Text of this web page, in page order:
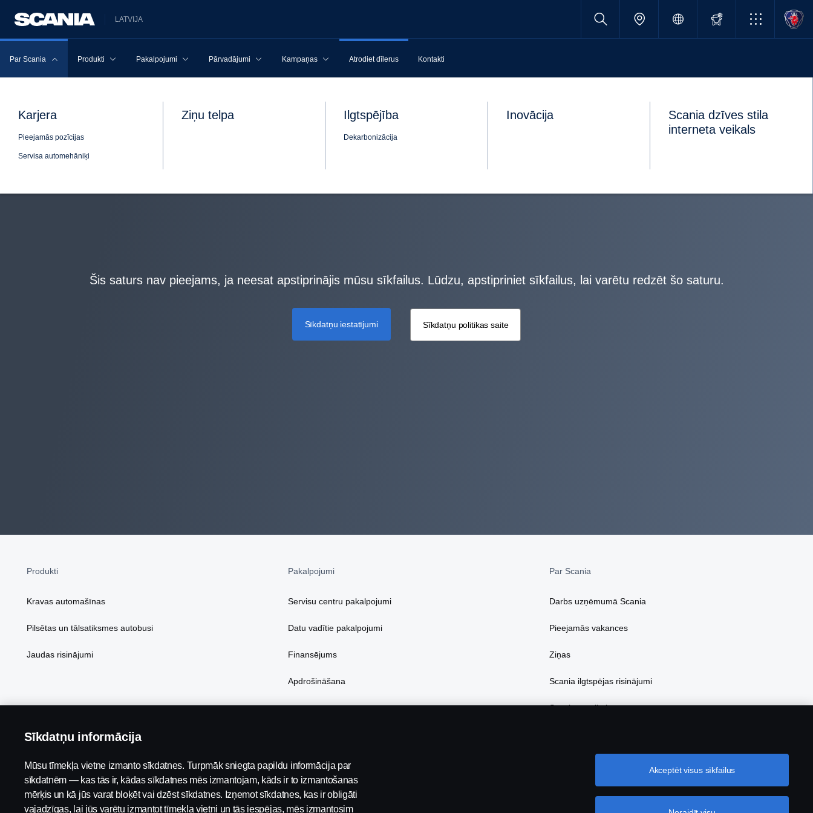
LATVIJA
Par Scania
Karjera
Pieejamās pozīcijas
Servisa automehāniķi
Ziņu telpa Ilgtspējība
Dekarbonizācija
Inovācija
Scania dzīves stila
interneta veikals
Produkti Pakalpojumi Pārvadājumi Kampaņas Atrodiet dīlerus Kontakti
Šis saturs nav pieejams, ja neesat apstiprinājis mūsu sīkfailus. Lūdzu, apstipriniet sīkfailus, lai varētu redzēt šo saturu.
Sīkdatņu iestatījumi Sīkdatņu politikas saite
Produkti
Kravas automašīnas
Pilsētas un tālsatiksmes autobusi
Jaudas risinājumi
Pakalpojumi
Servisu centru pakalpojumi
Datu vadītie pakalpojumi
Finansējums
Apdrošināšana
Par Scania
Darbs uzņēmumā Scania
Pieejamās vakances
Ziņas
Scania ilgtspējas risinājumi
Scania e-veikals
Sīkdatņu informācija
Mūsu tīmekļa vietne izmanto sīkdatnes. Turpmāk sniegta papildu informācija par
sīkdatnēm — kas tās ir, kādas sīkdatnes mēs izmantojam, kāds ir to izmantošanas
mērķis un kā jūs varat bloķēt vai dzēst sīkdatnes. Izņemot sīkdatnes, kas ir obligāti
vajadzīgas, lai jūs varētu izmantot tīmekļa vietni un tās iespējas, mēs izmantosim
Akceptēt visus sīkfailus